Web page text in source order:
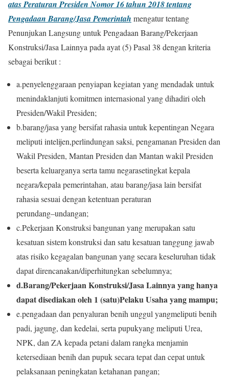
atas Peraturan Presiden Nomor 16 tahun 2018 tentang
Pengadaan Barang/Jasa Pemerintah mengatur tentang
Penunjukan Langsung untuk Pengadaan Barang/Pekerjaan
Konstruksi/Jasa Lainnya pada ayat (5) Pasal 38 dengan kriteria
sebagai berikut :
a.penyelenggaraan penyiapan kegiatan yang mendadakuntuk
menindaklanjuti komitmen internasional yangdihadiri oleh
Presiden/Wakil Presiden;
b.barang/jasa yang bersifat rahasia untuk kepentingan Negara
meliputi intelijen,perlindungan saksi, pengamanan Presiden dan
Wakil Presiden, Mantan Presiden dan Mantan wakil Presiden
beserta keluarganya serta tamu negarasetingkat kepala
negara/kepala pemerintahan, atau barang/jasa lain bersifat
rahasia sesuai dengan ketentuan peraturan
perundang–undangan;
c.Pekerjaan Konstruksi bangunan yang merupakan satu
kesatuan sistem konstruksi dan satu kesatuan tanggungjawab
atas risiko kegagalan bangunan yang secara keseluruhan tidak
dapat direncanakan/diperhitungkan sebelumnya;
d.Barang/Pekerjaan Konstruksi/Jasa Lainnya yang hanya
dapat disediakan oleh 1 (satu)Pelaku Usahayang mampu;
e.pengadaan dan penyaluran benih unggul yangmeliputi benih
padi, jagung, dan kedelai, serta pupukyang meliputi Urea,
NPK, dan ZA kepada petani dalam rangka menjamin
ketersediaan benih dan pupuk secara tepat dan cepatuntuk
pelaksanaan peningkatan ketahanan pangan;